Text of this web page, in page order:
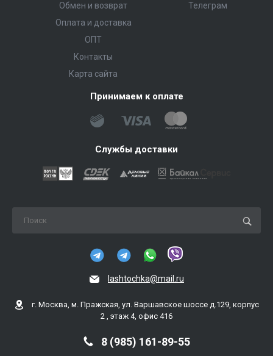
Обмен и возврат
Оплата и доставка
ОПТ
Контакты
Карта сайта
Телеграм
Принимаем к оплате
Службы доставки
lashtochka@mail.ru
г. Москва, м. Пражская, ул. Варшавское шоссе д.129, корпус
2 , этаж 4, офис 416
8 (985) 161-89-55